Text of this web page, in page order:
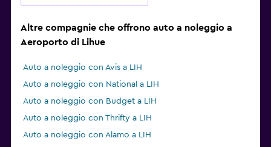
Altre compagnie che offrono auto a noleggio a
Aeroporto di Lihue
Auto a noleggio con Avis a LIH
Auto a noleggio con National a LIH
Auto a noleggio con Budget a LIH
Auto a noleggio con Thrifty a LIH
Auto a noleggio con Alamo a LIH